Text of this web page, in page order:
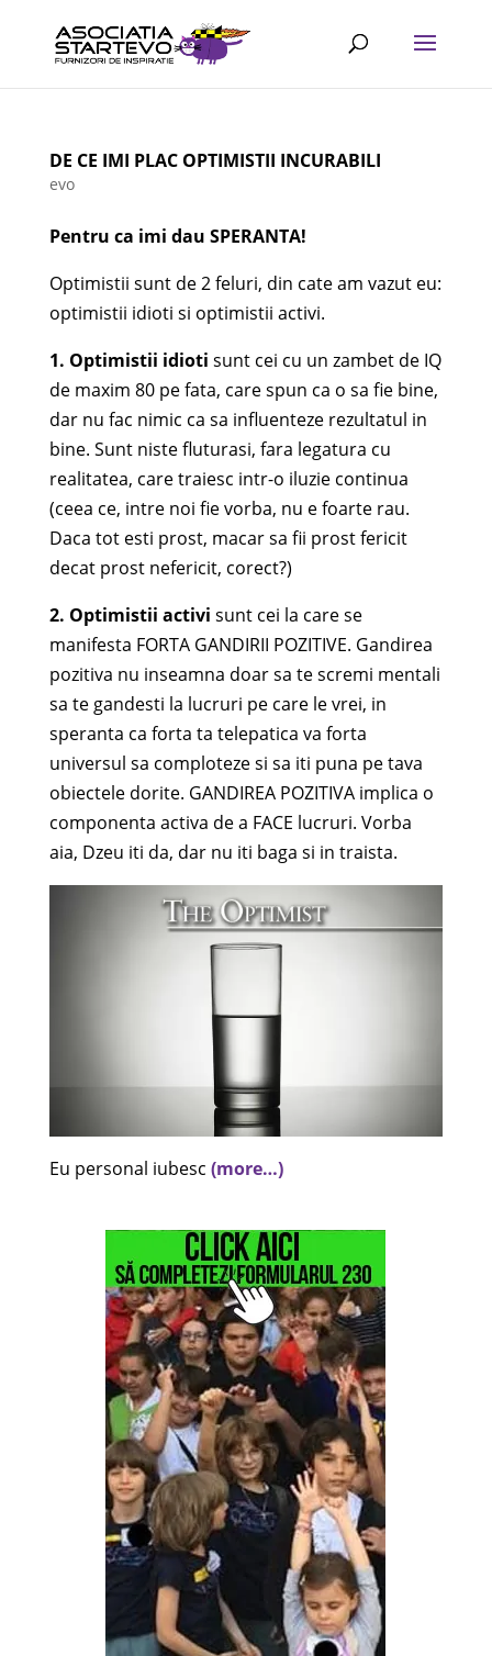
DE CE IMI PLAC OPTIMISTII INCURABILI
evo
Pentru ca imi dau SPERANTA!
Optimistii sunt de 2 feluri, din cate am vazut eu:
optimistii idioti si optimistii activi.
1. Optimistii idioti sunt cei cu un zambet de IQ
de maxim 80 pe fata, care spun ca o sa fie bine,
dar nu fac nimic ca sa influenteze rezultatul in
bine. Sunt niste fluturasi, fara legatura cu
realitatea, care traiesc intr-o iluzie continua
(ceea ce, intre noi fie vorba, nu e foarte rau.
Daca tot esti prost, macar sa fii prost fericit
decat prost nefericit, corect?)
2. Optimistii activi sunt cei la care se
manifesta FORTA GANDIRII POZITIVE. Gandirea
pozitiva nu inseamna doar sa te scremi mentali
sa te gandesti la lucruri pe care le vrei, in
speranta ca forta ta telepatica va forta
universul sa comploteze si sa iti puna pe tava
obiectele dorite. GANDIREA POZITIVA implica o
componenta activa de a FACE lucruri. Vorba
aia, Dzeu iti da, dar nu iti baga si in traista.
Eu personal iubesc (more…)